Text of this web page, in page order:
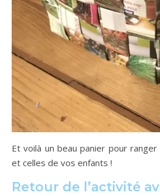
Et voilà un beau panier pour
et celles de vos enfants !
Retour de l’activité